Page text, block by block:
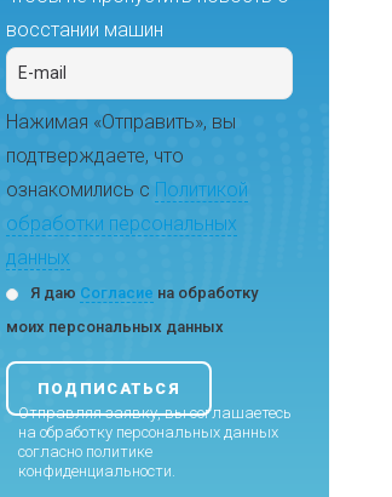
восстании машин
Нажимая «Отправить», вы
подтверждаете, что
ознакомились с Политикой
обработки персональных
данных
Я даю Согласие на обработку
моих персональных данных
Отправляя заявку, вы соглашаетесь
на обработку персональных данных
согласно политике
конфиденциальности.